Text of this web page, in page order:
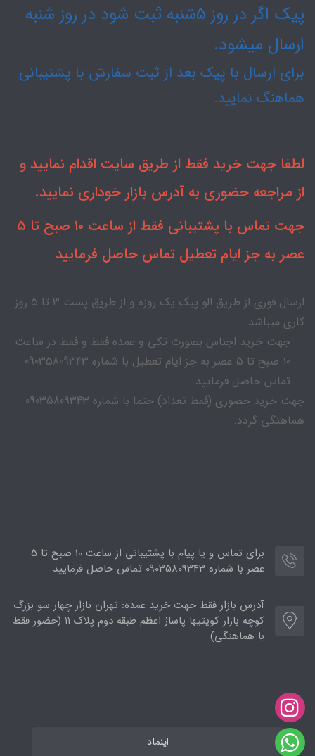
پیک اگر در روز ۵شنبه ثبت شود در روز شنبه
ارسال میشود.
برای ارسال با پیک بعد از ثبت سفارش با پشتیبانی
هماهنگ نمایید.
لطفا جهت خرید فقط از طریق سایت اقدام نمایید و
از مراجعه حضوری به آدرس بازار خوداری نمایید.
جهت تماس با پشتیبانی فقط از ساعت ۱۰ صبح تا ۵
عصر به جز ایام تعطیل تماس حاصل فرمایید
ارسال فوری از طریق الو پیک یک روزه و از طریق پست ۳ تا ۵ روز
کاری میباشد.
جهت خرید اجناس بصورت تکی و عمده فقط و فقط در ساعت
۱۰ صبح تا ۵ عصر به جز ایام تعطیل با شماره 09035809343
تماس حاصل فرمایید.
جهت خرید حضوری (فقط تعداد) حتما با شماره 09035809343
هماهنگی گردد.
برای تماس و یا پیام با پشتیبانی از ساعت 10 صبح تا 5
عصر با شماره 09035809343 تماس حاصل فرمایید
آدرس بازار فقط جهت خرید عمده: تهران بازار چهار سو بزرگ
کوچه بازار کویتیها پاساژ اعظم طبقه دوم پلاک ۱۱ (حضور فقط
با هماهنگی)
اینماد